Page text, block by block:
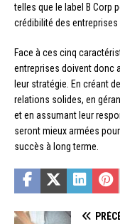
telles que le label B Corp
crédibilité des entreprises
Face à ces cinq
entreprises doivent donc
leur stratégie. En créant
relations solides, en
et en assumant leur
seront mieux armées
succès à long terme.